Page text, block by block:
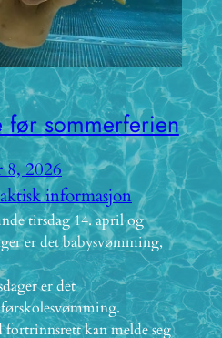
før sommerferien
8, 2026
informasjon
tirsdag 14. april og
er det babysvømming,
er det
kan melde seg